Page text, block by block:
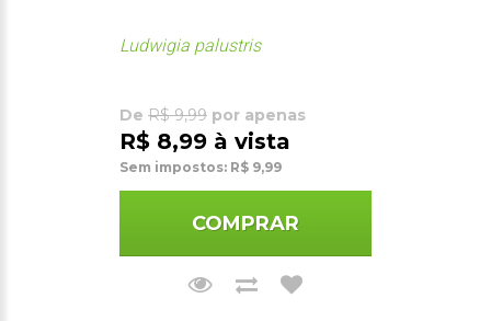
Ludwigia palustris
De R$ 9,99 por apenas
R$ 8,99 à vista
Sem impostos: R$ 9,99
COMPRAR